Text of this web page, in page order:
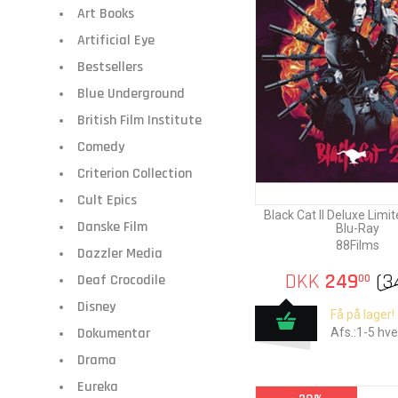
Art Books
Artificial Eye
Bestsellers
Blue Underground
British Film Institute
Comedy
Criterion Collection
Cult Epics
Danske Film
Dazzler Media
Deaf Crocodile
Disney
Dokumentar
Drama
Eureka
Black Cat II Deluxe
Blu-Ray
88Films
DKK 24900 (
Få på lager!
Afs.:1-5